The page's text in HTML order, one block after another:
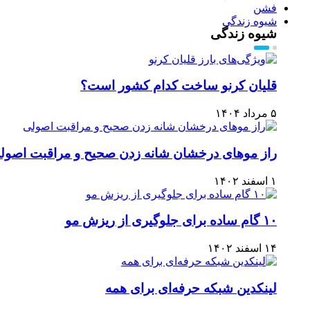
فشن
شیوه زندگی
شیوه زندگی
قلیان کرنو ساخت کدام کشور است؟
۵ مرداد ۱۴۰۴
راز موهای درخشان شانه زدن صحیح و مراقبت
۱ اسفند ۱۴۰۲
۱۰ گام ساده برای جلوگیری از ریزش مو
۱۴ اسفند ۱۴۰۲
لینکدین شبکه حرفه‌ای برای همه